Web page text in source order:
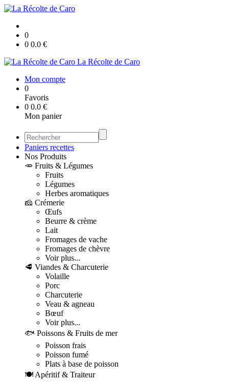
0
0 0.0 €
La Récolte de Caro
Mon compte
0
Favoris
0 0.0 €
Mon panier
Paniers recettes
Nos Produits
🥕 Fruits & Légumes
Fruits
Légumes
Herbes aromatiques
🧀 Crémerie
Œufs
Beurre & crème
Lait
Fromages de vache
Fromages de chèvre
Voir plus...
🥩 Viandes & Charcuterie
Volaille
Porc
Charcuterie
Veau & agneau
Bœuf
Voir plus...
🐟 Poissons & Fruits de mer
Poisson frais
Poisson fumé
Plats à base de poisson
🍽️ Apéritif & Traiteur